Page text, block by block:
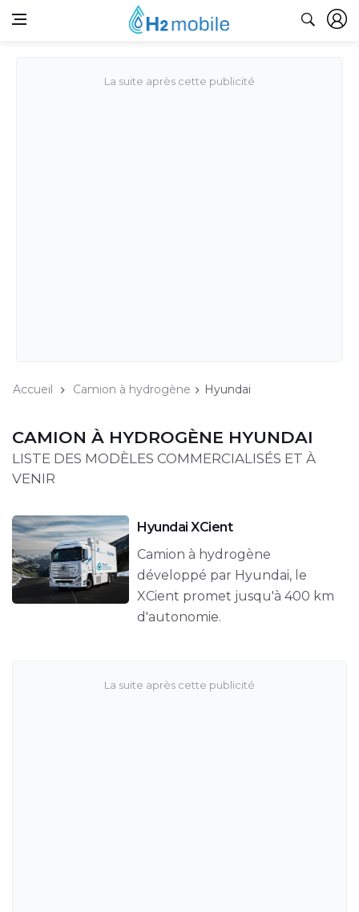
Accueil Camion à hydrogène Hyundai
CAMION À HYDROGÈNE HYUNDAI
LISTE DES MODÈLES COMMERCIALISÉS ET À
VENIR
Hyundai XCient
Camion à hydrogène
développé par Hyundai, le
XCient promet jusqu'à 400 km
d'autonomie.